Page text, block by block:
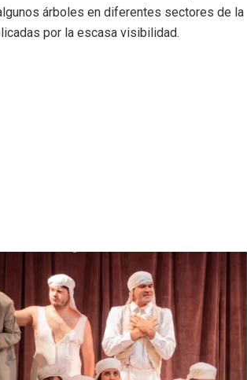
árboles en diferentes sectores de la
por la escasa visibilidad.